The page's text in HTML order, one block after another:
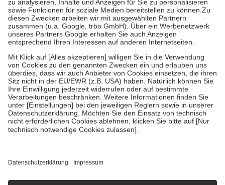
Bei Heilmitteln und häuslicher Krankenpflege beträgt die
Zuzahlung zehn Prozent der Kosten sowie zehn Euro je
Verordnung.
Um das Engagement der Versicherten für ihre eigene Gesundheit zu
stärken und die besondere Stellung der Familie zu unterstützen,
fallenkeine Zuzahlungenan bei:
• Kindern und Jugendlichen bis zum vollendeten 18. Lebensjahr
mit Ausnahme der Fahrkosten
• Untersuchungen zur Vorsorge und Früherkennung, die von der
GKV getragen werden
• empfohlenen Schutzimpfungen
• Harn- und Blutteststreifen
getroffen, um sicherzustellen, dass es sich um echte Bewertungen
https://help.etrusted.com/hc/de/articles/4419944605341